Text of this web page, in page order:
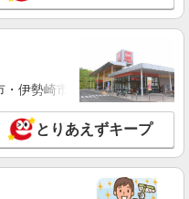
/KT600117323002
採用アシスタント
★交通費規定に基づき交通費支
（東京メトロ銀座線虎ノ門駅）
詳細を見る
伊勢崎市・太田市・館林市
とりあえずキープ